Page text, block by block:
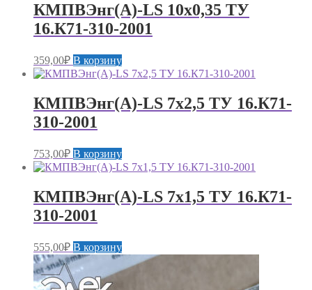
КМПВЭнг(А)-LS 10х0,35 ТУ
16.К71-310-2001
359,00₽ В корзину
КМПВЭнг(А)-LS 7х2,5 ТУ 16.К71-
310-2001
753,00₽ В корзину
КМПВЭнг(А)-LS 7х1,5 ТУ 16.К71-
310-2001
555,00₽ В корзину